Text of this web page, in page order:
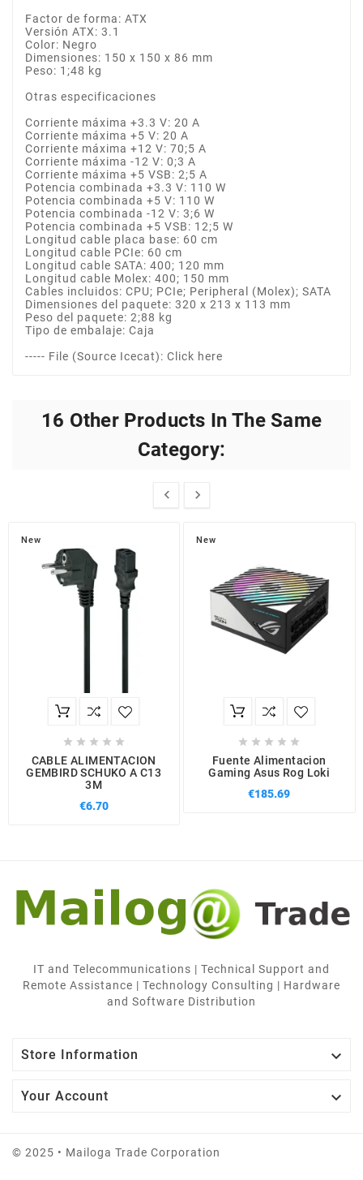
Factor de forma: ATX
Versión ATX: 3.1
Color: Negro
Dimensiones: 150 x 150 x 86 mm
Peso: 1;48 kg
Otras especificaciones
Corriente máxima +3.3 V: 20 A
Corriente máxima +5 V: 20 A
Corriente máxima +12 V: 70;5 A
Corriente máxima -12 V: 0;3 A
Corriente máxima +5 VSB: 2;5 A
Potencia combinada +3.3 V: 110 W
Potencia combinada +5 V: 110 W
Potencia combinada -12 V: 3;6 W
Potencia combinada +5 VSB: 12;5 W
Longitud cable placa base: 60 cm
Longitud cable PCIe: 60 cm
Longitud cable SATA: 400; 120 mm
Longitud cable Molex: 400; 150 mm
Cables incluidos: CPU; PCIe; Peripheral (Molex); SATA
Dimensiones del paquete: 320 x 213 x 113 mm
Peso del paquete: 2;88 kg
Tipo de embalaje: Caja
----- File (Source Icecat): Click here
16 Other Products In The Same
Category:
 
New
    
CABLE ALIMENTACION
GEMBIRD SCHUKO A C13
3M
€6.70
New
    
Fuente Alimentacion
Gaming Asus Rog Loki
€185.69
IT and Telecommunications | Technical Support and
Remote Assistance | Technology Consulting | Hardware
and Software Distribution
Store Information 
Your Account 
© 2025 • Mailoga Trade Corporation